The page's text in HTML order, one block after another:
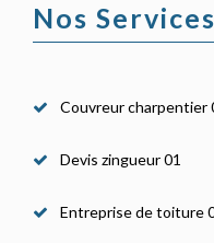
Nos Services
Couvreur charpentier
Devis zingueur 01
Entreprise de toiture